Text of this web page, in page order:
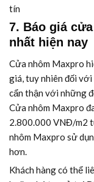
tín
7. Báo giá
nhất hiện nay
Cửa nhôm Maxpro
giá, tuy nhiên đối với
cẩn thận với những
Cửa nhôm Maxpro
2.800.000 VNĐ/m2
nhôm Maxpro sử
hơn.
Khách hàng có thể